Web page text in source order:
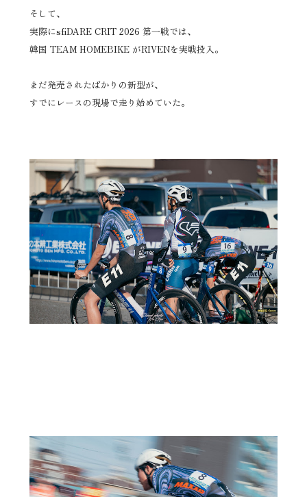
そして、
実際にsfiDARE CRIT 2026 第一戦では、
韓国 TEAM HOMEBIKE がRIVENを実戦投入。
まだ発売されたばかりの新型が、
すでにレースの現場で走り始めていた。